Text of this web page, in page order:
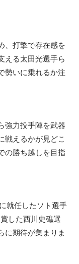
、打撃で存在感を
える太田光選手ら
勢いに乗れるか注
強力投手陣を武器
戦えるかが見どこ
の勝ち越しを目指
就任したソト選手
した西川史礁選
に期待が集まりま